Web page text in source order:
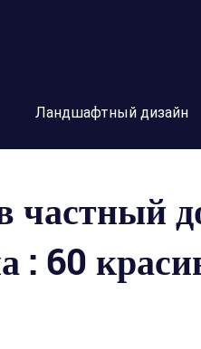
Ландшафтный дизайн
частный
: 60